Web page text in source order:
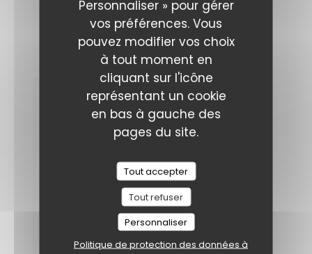
Personnaliser » pour gérer
vos préférences. Vous
pouvez modifier vos choix
à tout moment en
cliquant sur l'icône
représentant un cookie
en bas à gauche des
pages du site.
Tout accepter
Tout refuser
Personnaliser
Politique de protection des données à
Ambiance
Qualité /